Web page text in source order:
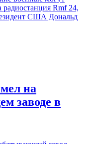
Rmf 24,
США Дональд
на
заводе в